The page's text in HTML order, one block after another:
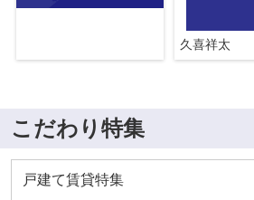
久喜祥太
こだわり特集
戸建て賃貸特集